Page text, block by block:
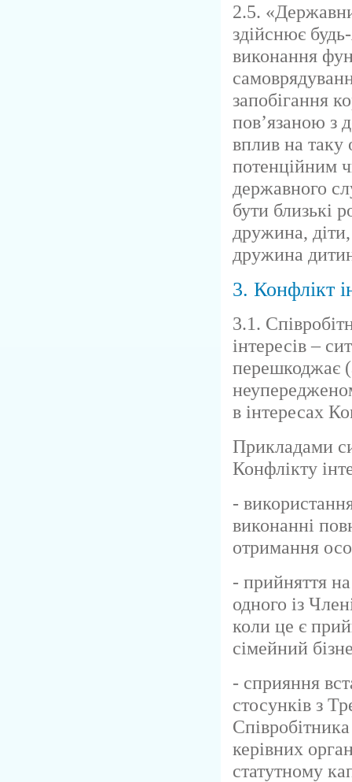
2.5.
здійснює
виконання
запобігання
пов’язаною з
вплив на таку
потенційним
державного
бути близькі
дружина,
дружина
3. Конфлікт
3.1.
інтересів –
перешкоджає
в інтересах
Прикладами
Конфлікту
-
виконанні
отримання
- прийняття
одного із
коли це є
сімейний
- сприяння
стосунків з
керівних
статутному